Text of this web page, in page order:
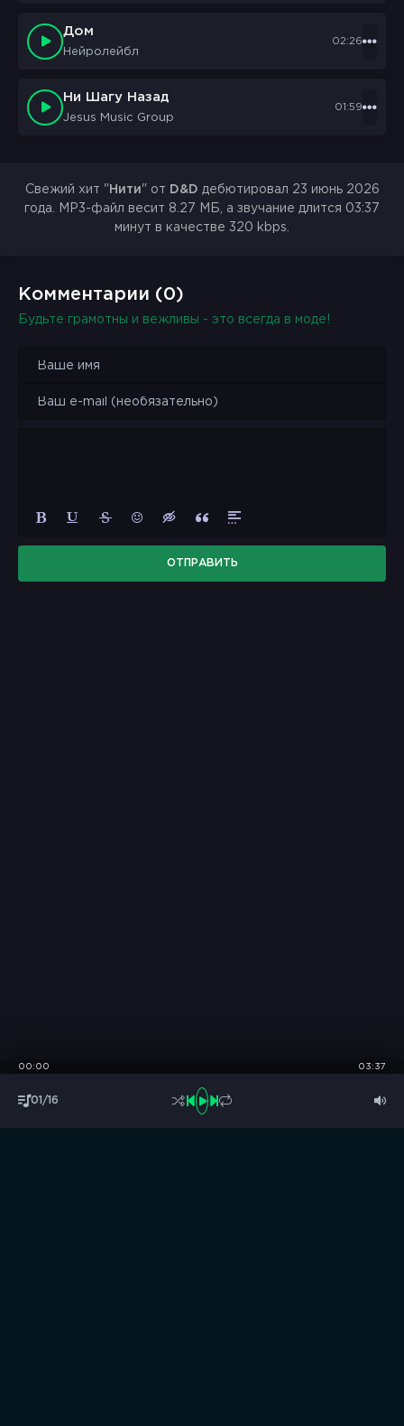
Дом
Нейролейбл
02:26
Ни Шагу Назад
Jesus Music Group
01:59
Свежий хит " Нити" от D&D дебютировал 23 июнь 2026
года. MP3-файл весит 8.27 МБ, а звучание длится 03:37
минут в качестве 320 kbps.
Комментарии (0)
Будьте грамотны и вежливы - это всегда в моде!
ОТПРАВИТЬ
01/16
00:00 03:37